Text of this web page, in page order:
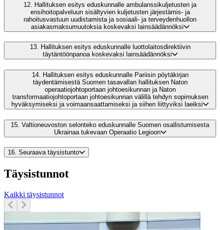
12. Hallituksen esitys eduskunnalle ambulanssikuljetusten ja
ensihoitopalveluun sisältyvien kuljetusten järjestämis- ja
rahoitusvastuun uudistamista ja sosiaali- ja terveydenhuollon
asiakasmaksumuutoksia koskevaksi lainsäädännöksi
13. Hallituksen esitys eduskunnalle luottolaitosdirektiivin
täytäntöönpanoa koskevaksi lainsäädännöksi
14.
Hallituksen esitys eduskunnalle Pariisin pöytäkirjan
täydentämisestä Suomen tasavallan hallituksen Naton
operaatiojohtoportaan johtoesikunnan ja Naton
transformaatiojohtoportaan johtoesikunnan välillä tehdyn sopimuksen
hyväksymiseksi ja voimaansaattamiseksi ja siihen liittyviksi laeiksi
15. Valtioneuvoston selonteko eduskunnalle Suomen osallistumisesta
Ukrainaa tukevaan Operaatio Legioon
16. Seuraava täysistunto
Täysistunnot
Kaikki täysistunnot